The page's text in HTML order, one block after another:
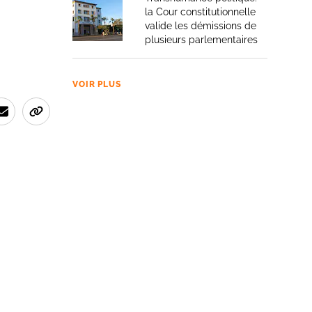
la Cour constitutionnelle
valide les démissions de
plusieurs parlementaires
VOIR PLUS